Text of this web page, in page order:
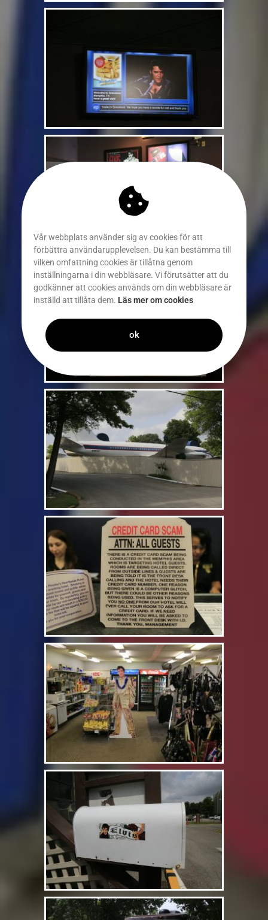
Vår webbplats använder sig av cookies för att
förbättra användarupplevelsen. Du kan bestämma till
vilken omfattning cookies är tillåtna genom
inställningarna i din webbläsare. Vi förutsätter att du
godkänner att cookies används om din webbläsare är
inställd att tillåta dem. Läs mer om cookies
ok